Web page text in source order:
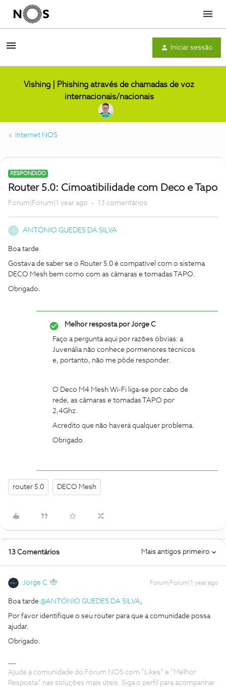
Menu
Iniciar sessão
Vishing | Phishing através de chamadas de voz
internacionais/nacionais
Internet NOS
RESPONDIDO
Router 5.0: Cimoatibilidade com Deco e Tapo
Forum|Forum|1 year ago 13 comentários
A ANTÓNIO GUEDES DA SILVA
Boa tarde.
Gostava de saber se o Router 5.0 é compatível com o sistema
DECO Mesh bem como com as câmaras e tomadas TAPO.
Obrigado.
Melhor resposta porJorge C
Faço a pergunta aqui por razões óbvias: a
Juvenália não conhece pormenores técnicos
e, portanto, não me pôde responder.
O Deco M4 Mesh Wi-Fi liga-se por cabo de
rede, as câmaras e tomadas TAPO por
2,4Ghz.
Acredito que não haverá qualquer problema.
Obrigado.
router 5.0 DECO Mesh
13 Comentários Mais antigos primeiro
Jorge C Forum|Forum|1 year ago
Boa tarde ​ @ANTÓNIO GUEDES DA SILVA,
Por favor identifique o seu router para que a comunidade possa
ajudar.
Obrigado.
Ajude a comunidade do Fórum NOS com “Likes” e “Melhor
Resposta” nas soluções mais úteis. Siga o perfil para acompanhar